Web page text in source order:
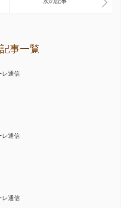
事一覧
レ通信
レ通信
レ通信